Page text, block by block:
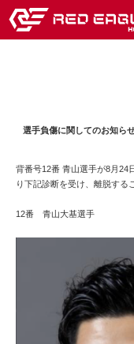
選手負傷に関してのお知ら
背番号12番 青山選手が8月24
り下記診断を受け、離脱する
12番 青山大基選手